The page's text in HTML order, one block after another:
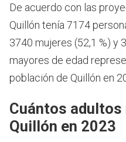
De acuerdo con las
Quillón tenía 7174
3740 mujeres (52,1 %) y
mayores de edad
población de Quillón en
Cuántos
Quillón en 2023